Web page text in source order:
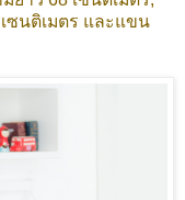
ซนติเมตร และแขน